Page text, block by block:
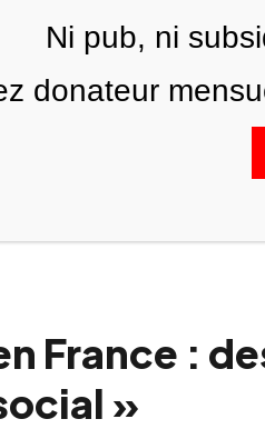
France :
»
Ni pub, ni
donateur